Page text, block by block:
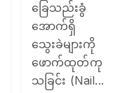
ခြေသည်းခွံ
အောက်ရှိ
သွေးခဲများကို
ဖောက်ထုတ်ကု
သခြင်း (Nail...